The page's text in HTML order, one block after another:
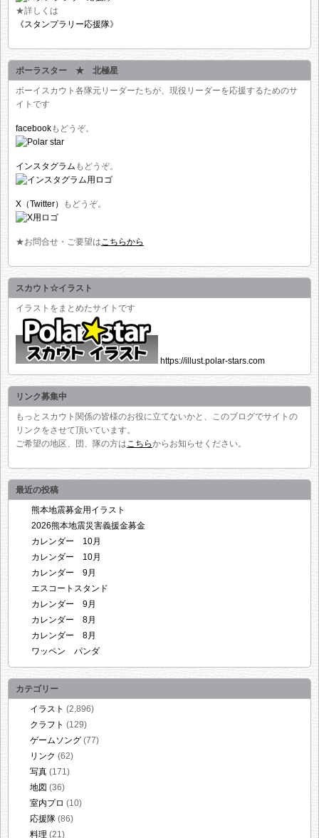
★詳しくは
《スタンプラリー応援隊》
ポーラスター ★ 北極星
ボーイスカウト各隊元リーダーたちが、現役リーダーを応援するためのサ
イトです
facebookもどうぞ。
インスタグラム もどうぞ。
X（Twitter） もどうぞ。
★お問合せ・ご要望は こちらから
スカウト☆イラスト
イラストをまとめたサイトです
https://illust.polar-stars.com
リンク募集中
もっとスカウト関係の皆様のお役に立てないかと、このブログでサイトの
リンクをさせて頂いています。
ご希望の地区、団、隊の方は こちらからお知らせください。
最近の投稿
熊本地震募金用イラスト
2026熊本地震災害義援金募金
カレンダー 10月
カレンダー 10月
カレンダー 9月
エスコートスタンド
カレンダー 9月
カレンダー 8月
カレンダー 8月
ワッペン パンダ
カテゴリー
イラスト (2,896)
クラフト (129)
ゲームソング (77)
リンク (62)
写真 (171)
地図 (36)
室内プロ (10)
応援隊 (86)
料理 (21)